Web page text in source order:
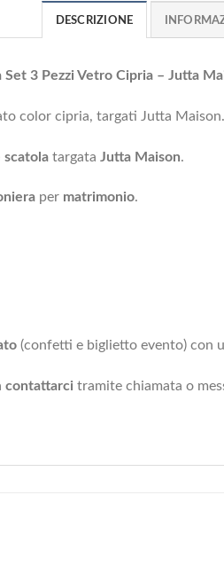
DESCRIZIONE
3 Pezzi Vetro Cipria – Jutta
color cipria, targati Jutta Maison.
scatola targata Jutta Maison.
per matrimonio.
(confetti e biglietto evento) con
contattarci tramite chiamata o